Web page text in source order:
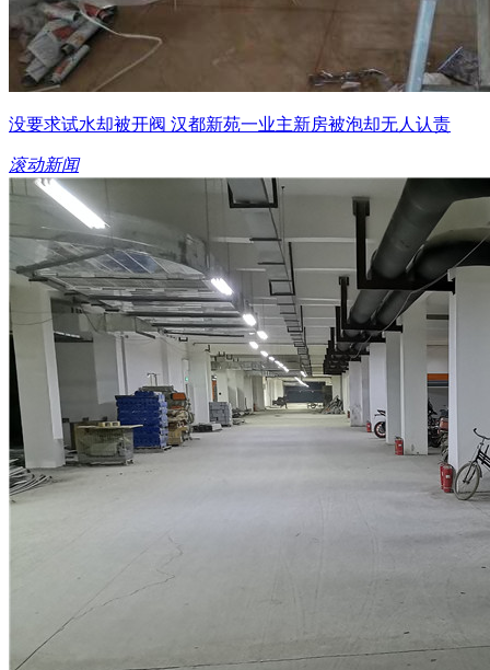
没要求试水却被开阀 汉都新苑一业主新房被泡却无人认责
滚动新闻